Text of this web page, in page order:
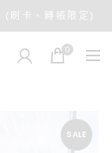
刷卡、轉帳限定)
0
SALE